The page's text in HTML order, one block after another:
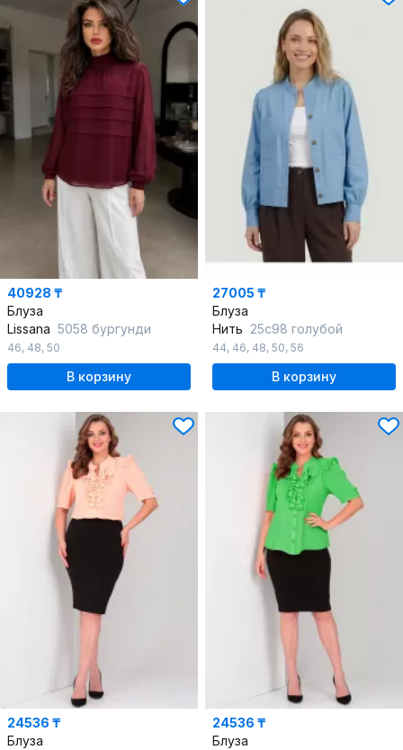
40928 ₸
Блуза
Lissana 5058 бургунди
46, 48, 50
В корзину
27005 ₸
Блуза
Нить 25с98 голубой
44, 46, 48, 50, 56
В корзину
24536 ₸
Блуза
24536 ₸
Блуза